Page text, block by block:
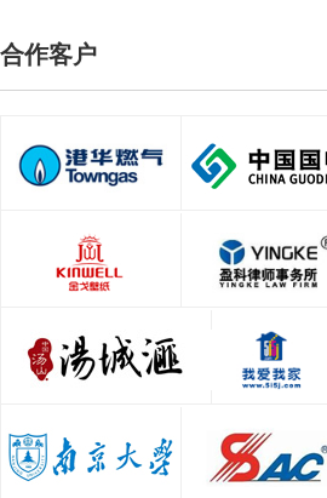
宣传画册印刷的制作流程
合作客户